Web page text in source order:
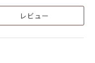
レビュー